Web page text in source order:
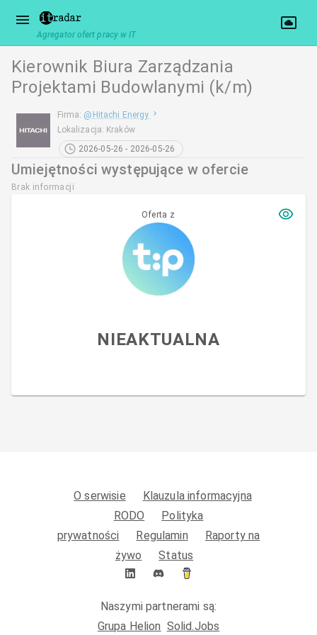
Agregator ofert pracy w IT
Kierownik Biura Zarządzania
Projektami Budowlanymi (k/m)
Firma: @ Hitachi Energy
Lokalizacja: Kraków
2026-05-26 - 2026-05-26
Umiejętności występujące w ofercie
Brak informacji
Oferta z
NIEAKTUALNA
O serwisie
Klauzula informacyjna
RODO
Polityka
prywatności
Regulamin
Raporty na
żywo
Status
Naszymi partnerami są:
Grupa Helion Solid.Jobs